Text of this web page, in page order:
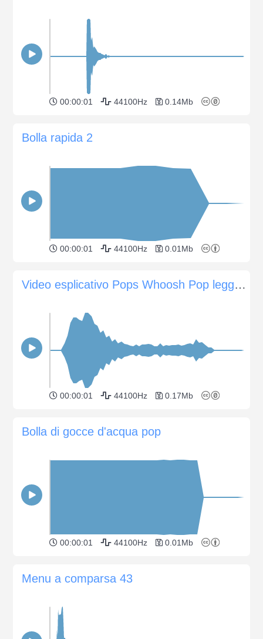
00:00:01 44100Hz 0.14Mb
Bolla rapida 2
00:00:01 44100Hz 0.01Mb
Video esplicativo Pops Whoosh Pop leggero
00:00:01 44100Hz 0.17Mb
Bolla di gocce d'acqua pop
00:00:01 44100Hz 0.01Mb
Menu a comparsa 43